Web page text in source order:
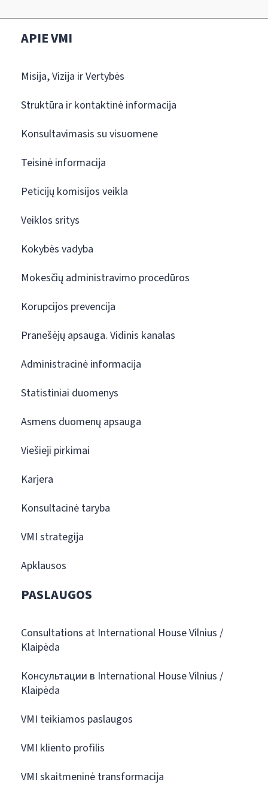
APIE VMI
Misija, Vizija ir Vertybės
Struktūra ir kontaktinė informacija
Konsultavimasis su visuomene
Teisinė informacija
Peticijų komisijos veikla
Veiklos sritys
Kokybės vadyba
Mokesčių administravimo procedūros
Korupcijos prevencija
Pranešėjų apsauga. Vidinis kanalas
Administracinė informacija
Statistiniai duomenys
Asmens duomenų apsauga
Viešieji pirkimai
Karjera
Konsultacinė taryba
VMI strategija
Apklausos
PASLAUGOS
Consultations at International House Vilnius /
Klaipėda
Консультации в International House Vilnius /
Klaipėda
VMI teikiamos paslaugos
VMI kliento profilis
VMI skaitmeninė transformacija